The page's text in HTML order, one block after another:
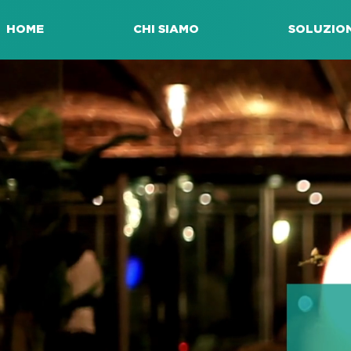
HOME CHI SIAMO